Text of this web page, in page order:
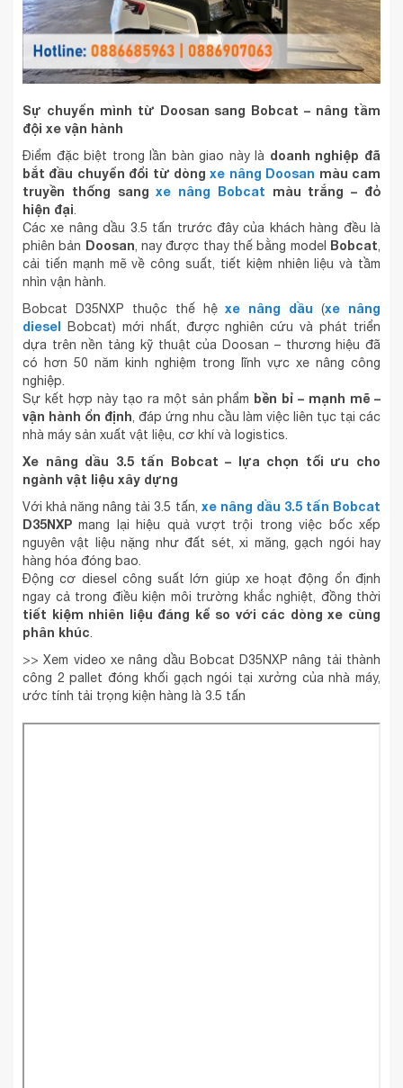
Sự chuyển mình từ Doosan sang Bobcat – nâng tầm
đội xe vận hành
Điểm đặc biệt trong lần bàn giao này là doanh nghiệp đã
bắt đầu chuyển đổi từ dòngxe nâng Doosan màu cam
truyền thống sangxe nâng Bobcat màu trắng – đỏ
hiện đại
Các xe nâng dầu 3.5 tấn trước đây của khách hàng đều là
phiên bản Doosan , nay được thay thế bằng model Bobcat
cải tiến mạnh mẽ về công suất, tiết kiệm nhiên liệu và tầm
nhìn vận hành.
Bobcat D35NXP thuộc thế hệxe nâng dầu (xe nâng
diesel Bobcat) mới nhất, được nghiên cứu và phát triển
dựa trên nền tảng kỹ thuật của Doosan – thương hiệu đã
có hơn 50 năm kinh nghiệm trong lĩnh vực xe nâng công
nghiệp.
Sự kết hợp này tạo ra một sản phẩm bền bỉ – mạnh mẽ –
vận hành ổn định , đáp ứng nhu cầu làm việc liên tục tại các
nhà máy sản xuất vật liệu, cơ khí và logistics.
Xe nâng dầu 3.5 tấn Bobcat – lựa chọn tối ưu cho
ngành vật liệu xây dựng
Với khả năng nâng tải 3.5 tấn, xe nâng dầu 3.5 tấn Bobcat
D35NXP mang lại hiệu quả vượt trội trong việc bốc xếp
nguyên vật liệu nặng như đất sét, xi măng, gạch ngói hay
hàng hóa đóng bao.
Động cơ diesel công suất lớn giúp xe hoạt động ổn định
ngay cả trong điều kiện môi trường khắc nghiệt, đồng thời
tiết kiệm nhiên liệu đáng kể so với các dòng xe cùng
phân khúc
>> Xem video xe nâng dầu Bobcat D35NXP nâng tải thành
công 2 pallet đóng khối gạch ngói tại xưởng của nhà máy,
ước tính tải trọng kiện hàng là 3.5 tấn